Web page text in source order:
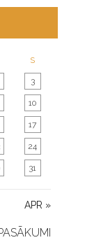
S
APR »
3
10
17
24
31